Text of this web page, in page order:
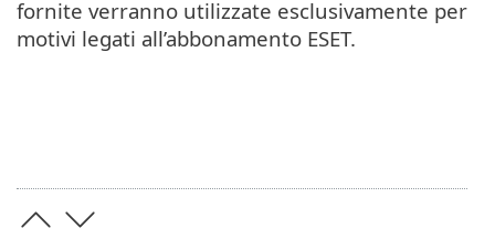
fornite verranno utilizzate esclusivamente per
motivi legati all’abbonamento ESET.